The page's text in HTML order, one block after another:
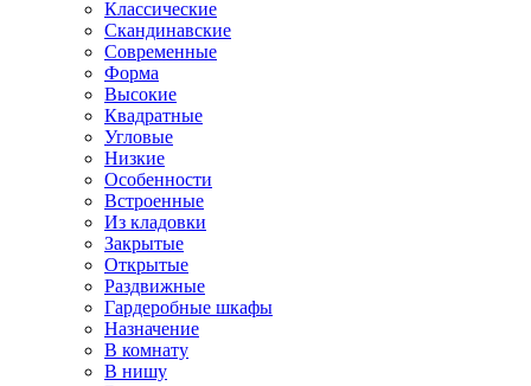
Классические
Скандинавские
Современные
Форма
Высокие
Квадратные
Угловые
Низкие
Особенности
Встроенные
Из кладовки
Закрытые
Открытые
Раздвижные
Гардеробные шкафы
Назначение
В комнату
В нишу